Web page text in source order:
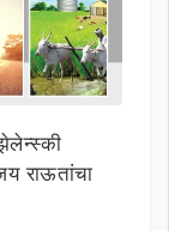
राऊतांचा